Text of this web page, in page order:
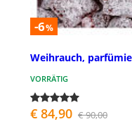
-6%
Weihrauch,
VORRÄTIG
€ 84,90 € 90,00